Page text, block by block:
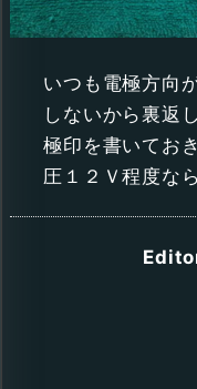
いつも電極方向
しないから裏返
極印を書いてお
圧１２Ｖ程度な